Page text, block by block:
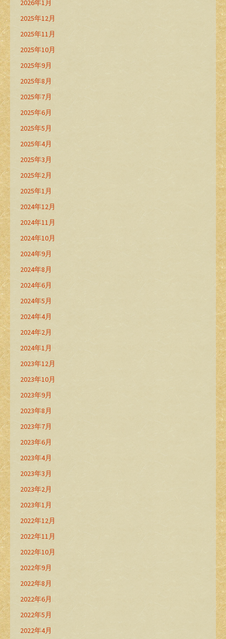
2026年1月
2025年12月
2025年11月
2025年10月
2025年9月
2025年8月
2025年7月
2025年6月
2025年5月
2025年4月
2025年3月
2025年2月
2025年1月
2024年12月
2024年11月
2024年10月
2024年9月
2024年8月
2024年6月
2024年5月
2024年4月
2024年2月
2024年1月
2023年12月
2023年10月
2023年9月
2023年8月
2023年7月
2023年6月
2023年4月
2023年3月
2023年2月
2023年1月
2022年12月
2022年11月
2022年10月
2022年9月
2022年8月
2022年6月
2022年5月
2022年4月